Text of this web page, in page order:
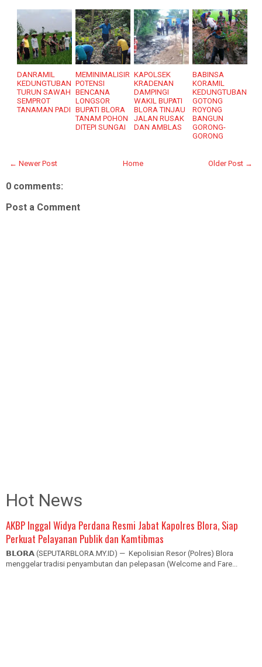
DANRAMIL
KEDUNGTUBAN
TURUN SAWAH
SEMPROT
TANAMAN PADI
MEMINIMALISIR
POTENSI
BENCANA
LONGSOR
BUPATI BLORA
TANAM POHON
DITEPI SUNGAI
KAPOLSEK
KRADENAN
DAMPINGI
WAKIL BUPATI
BLORA TINJAU
JALAN RUSAK
DAN AMBLAS
BABINSA
KORAMIL
KEDUNGTUBAN
GOTONG
ROYONG
BANGUN
GORONG-
GORONG
← Newer Post Older Post →
Home
0 comments:
Post a Comment
Hot News
AKBP Inggal Widya Perdana Resmi Jabat Kapolres Blora, Siap
Perkuat Pelayanan Publik dan Kamtibmas
𝗕𝗟𝗢𝗥𝗔 (SEPUTARBLORA.MY.ID) — Kepolisian Resor (Polres) Blora
menggelar tradisi penyambutan dan pelepasan (Welcome and Fare...